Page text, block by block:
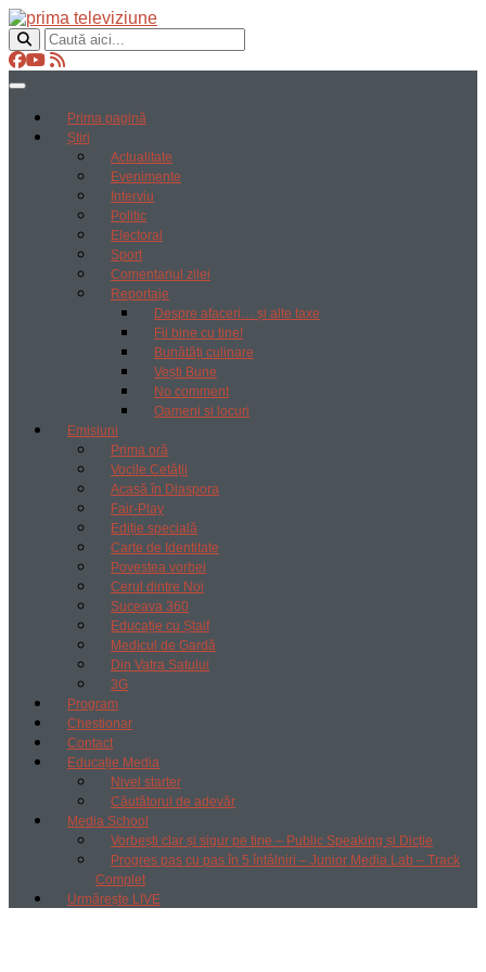
Prima pagină
Știri
Actualitate
Evenimente
Interviu
Politic
Electoral
Sport
Comentariul zilei
Reportaje
Despre afaceri… și alte taxe
Fii bine cu tine!
Bunătăți culinare
Vești Bune
No comment
Oameni si locuri
Emisiuni
Prima oră
Vocile Cetății
Acasă în Diaspora
Fair-Play
Ediție specială
Carte de Identitate
Povestea vorbei
Cerul dintre Noi
Suceava 360
Educație cu Ștaif
Medicul de Gardă
Din Vatra Satului
3G
Program
Chestionar
Contact
Educație Media
Nivel starter
Căutătorul de adevăr
Media School
Vorbești clar și sigur pe tine – Public Speaking și Dicție
Progres pas cu pas în 5 întâlniri – Junior Media Lab – Track
Complet
Urmărește LIVE